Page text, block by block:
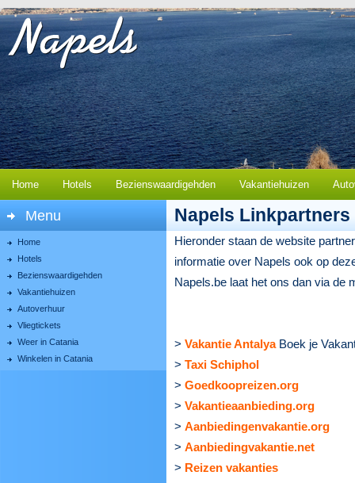
Home Hotels Bezienswaardigehden Vakantiehuizen
Menu
Home
Hotels
Bezienswaardigehden
Vakantiehuizen
Autoverhuur
Vliegtickets
Weer in Catania
Winkelen in Catania
Napels Linkpartners
Hieronder staan de website
informatie over Napels ook op
Napels.be laat het ons dan via de
> Vakantie AntalyaBoek je
> Taxi Schiphol
> Goedkoopreizen.org
> Vakantieaanbieding.org
> Aanbiedingenvakantie.org
> Aanbiedingvakantie.net
> Reizen vakanties